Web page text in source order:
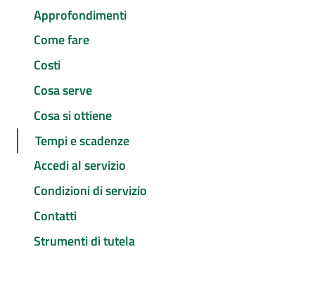
Approfondimenti
Come fare
Costi
Cosa serve
Cosa si ottiene
Tempi e scadenze
Accedi al servizio
Condizioni di servizio
Contatti
Strumenti di tutela